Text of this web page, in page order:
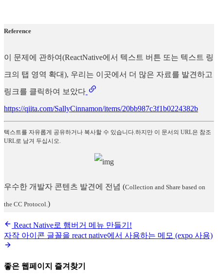
Reference
이 문제에 관하여(ReactNative에서 텍스트 버튼 또는 텍스트 링
크의 탭 영역 확대), 우리는 이곳에서 더 많은 자료를 발견하고
링크를 클릭하여 보았다
https://qiita.com/SallyCinnamon/items/20bb987c3f1b0224382b
텍스트를 자유롭게 공유하거나 복사할 수 있습니다.하지만 이 문서의 URL은 참조
URL로 남겨 두십시오.
우수한 개발자 콘텐츠 발견에 전념 (Collection and Share based on
the CC Protocol.)
React Native로 햄버거 메뉴 만들기!
자작 아이콘 글꼴을 react native에서 사용하는 메모 (expo 사용)
좋은 웹페이지 즐겨찾기